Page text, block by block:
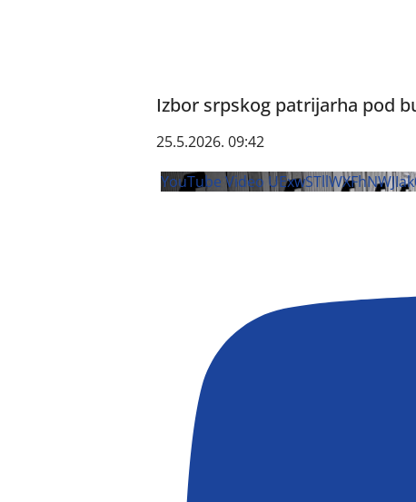
Izbor srpskog patrijarha pod
25.5.2026. 09:42
YouTube Video